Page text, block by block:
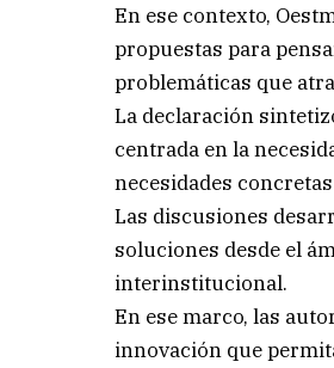
En ese contexto,
propuestas para
problemáticas que
La declaración
centrada en la
necesidades
Las discusiones
soluciones desde el
interinstitucional.
En ese marco, las
innovación que